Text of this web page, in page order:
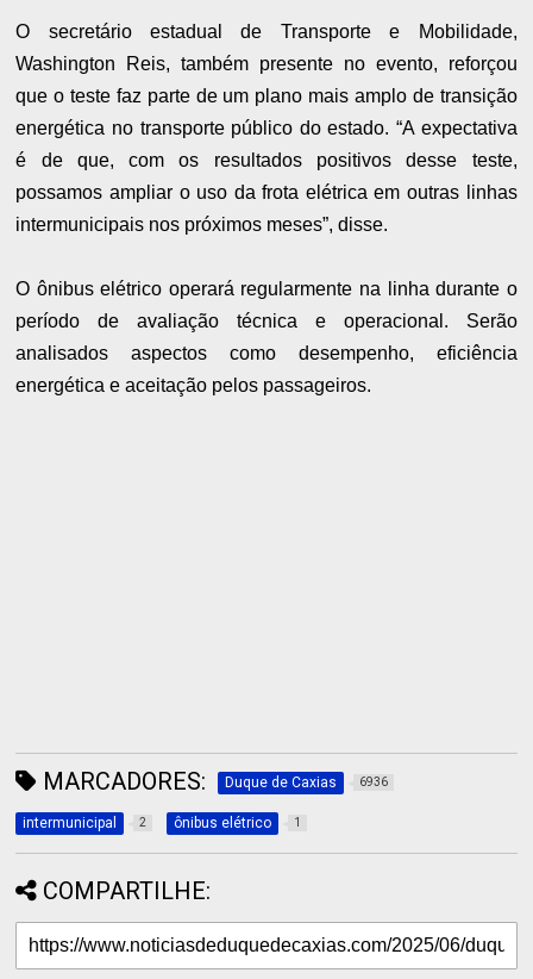
O secretário estadual de Transporte e Mobilidade,
Washington Reis, também presente no evento, reforçou
que o teste faz parte de um plano mais amplo de transição
energética no transporte público do estado. “A expectativa
é de que, com os resultados positivos desse teste,
possamos ampliar o uso da frota elétrica em outras linhas
intermunicipais nos próximos meses”, disse.
O ônibus elétrico operará regularmente na linha durante o
período de avaliação técnica e operacional. Serão
analisados aspectos como desempenho, eficiência
energética e aceitação pelos passageiros.
MARCADORES: Duque de Caxias 6936
intermunicipal 2 ônibus elétrico 1
COMPARTILHE: